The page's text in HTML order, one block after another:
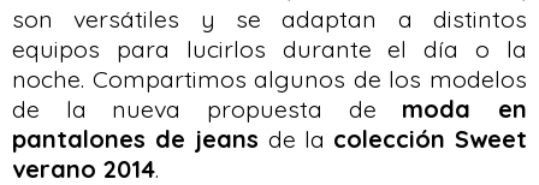
son versátiles y se adaptan a distintos
equipos para lucirlos durante el día o la
noche. Compartimos algunos de los modelos
de la nueva propuesta de moda en
pantalones de jeans de la colección Sweet
verano 2014.